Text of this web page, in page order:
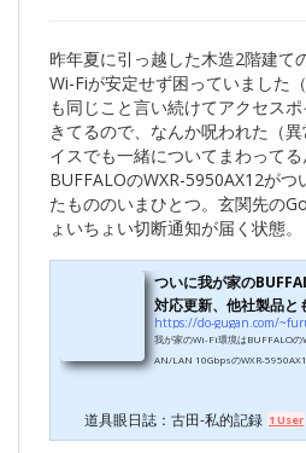
昨年夏に引っ越した木造2階建て
Wi-Fiが安定せず困っていました
も同じこと言い続けてアクセス
きてるので、なんか呪われた（
イスでも一緒についてまわって
BUFFALOのWXR-5950AX12がつ
たもののいまひとつ。玄関先の
ょいちょい切断通知が届く状態。
ついに我が家の
対応更新、他社製品と
我が家のWi-Fi環境はBUFFALO
AN/LAN 10GbpsのWXR-
ペック（特に有線LAN仕様）のも
最近ではせっかくのWAN
道具眼日誌：古田-私的記録 1 User